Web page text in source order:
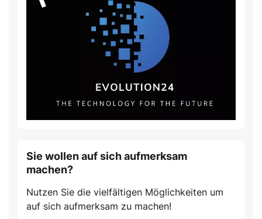
Sie wollen auf sich aufmerksam
machen?
Nutzen Sie die vielfältigen Möglichkeiten um
auf sich aufmerksam zu machen!